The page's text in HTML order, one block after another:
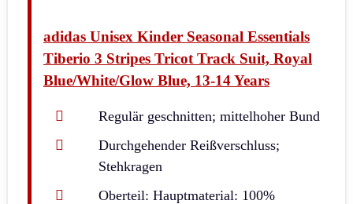
adidas Unisex Kinder Seasonal Essentials
Tiberio 3 Stripes Tricot Track Suit, Royal
Blue/White/Glow Blue, 13-14 Years
Regulär geschnitten; mittelhoher Bund
Durchgehender Reißverschluss;
Stehkragen
Oberteil: Hauptmaterial: 100%